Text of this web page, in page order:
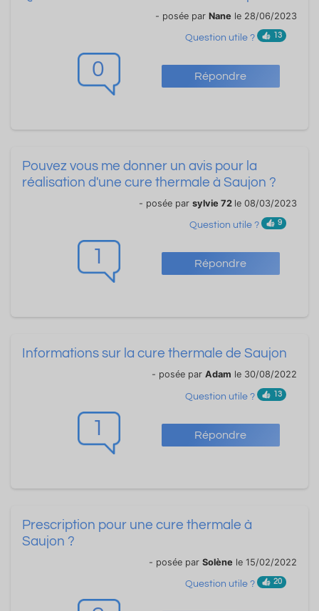
0 Répondre
- posée par Nane le 28/06/2023
Question utile ? 13
1 Répondre
Pouvez vous me donner un avis pour la
réalisation d'une cure thermale à Saujon ?
- posée par sylvie 72 le 08/03/2023
Question utile ? 9
1 Répondre
Informations sur la cure thermale de Saujon
- posée par Adam le 30/08/2022
Question utile ? 13
Prescription pour une cure thermale à
Saujon ?
- posée par Solène le 15/02/2022
Question utile ? 20